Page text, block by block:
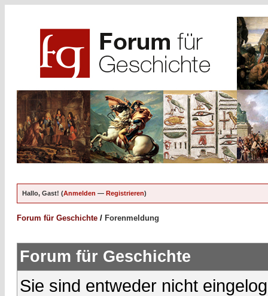
Hallo, Gast! (Anmelden — Registrieren)
Forum für Geschichte / Forenmeldung
Forum für Geschichte
Sie sind entweder nicht